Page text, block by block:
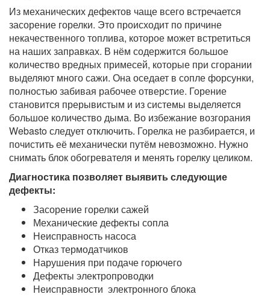
Из механических дефектов чаще всего встречается
засорение горелки. Это происходит по причине
некачественного топлива, которое может встретиться
на наших заправках. В нём содержится большое
количество вредных примесей, которые при сгорании
выделяют много сажи. Она оседает в сопле форсунки,
полностью забивая рабочее отверстие. Горение
становится прерывистым и из системы выделяется
большое количество дыма. Во избежание возгорания
Webasto следует отключить. Горелка не разбирается, и
почистить её механически путём невозможно. Нужно
снимать блок обогревателя и менять горелку целиком.
Диагностика позволяет выявить следующие
дефекты:
Засорение горелки сажей
Механические дефекты сопла
Неисправность насоса
Отказ термодатчиков
Нарушения при подаче горючего
Дефекты электропроводки
Неисправности электронного блока